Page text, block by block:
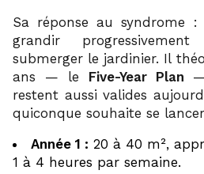
Sa réponse au syndrome
grandir
submerger le jardinier. Il
ans — le Five-Year Plan —
restent aussi valides
quiconque souhaite se
Année 1 : 20 à 40 m²,
1 à 4 heures par semaine.